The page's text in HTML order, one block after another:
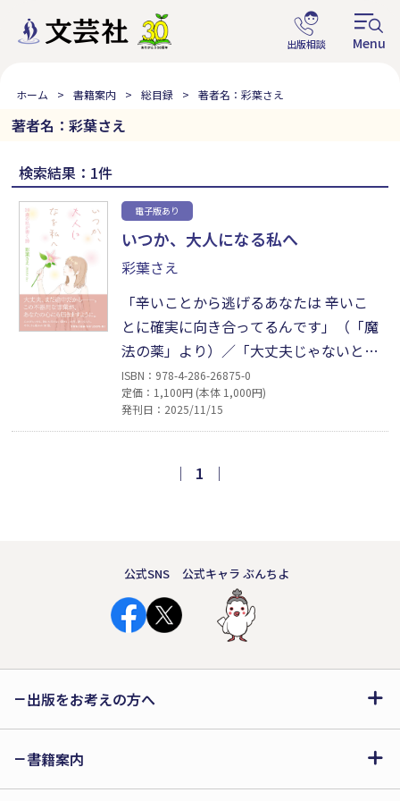
ホーム 書籍案内 総目録 著者名：彩葉さえ
著者名：彩葉さえ
検索結果：1件
電子版あり
いつか、大人になる私へ
彩葉さえ
「辛いことから逃げるあなたは 辛いこ
とに確実に向き合ってるんです」（「魔
法の薬」より）／「大丈夫じゃないと言
ってみても いいんじゃないかな」
（「心の傷」より）。大人になりきれな
い、でも子どもでもない。そんな“20
弱さを見つめてた50篇のやわらかくて少
ISBN：978-4-286-26875-0
定価：1,100円 (本体 1,000円)
発刊日：2025/11/15
｜ 1 ｜
公式SNS 公式キャラ ぶんちよ
出版をお考えの方へ
書籍案内